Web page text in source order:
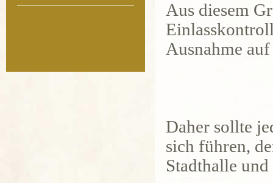
Aus diesem
Ausnahme
Daher sollte
sich führen,
Stadthalle